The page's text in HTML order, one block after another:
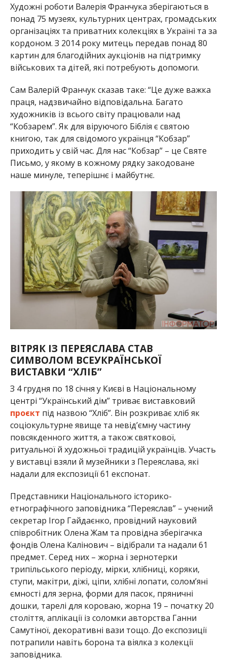
Художні роботи Валерія Франчука зберігаються в
понад 75 музеях, культурних центрах, громадських
організаціях та приватних колекціях в Україні та за
кордоном. З 2014 року митець передав понад 80
картин для благодійних аукціонів на підтримку
військових та дітей, які потребують допомоги.
Сам Валерій Франчук сказав таке: “Це дуже важка
праця, надзвичайно відповідальна. Багато
художників із всього світу працювали над
“Кобзарем”. Як для віруючого Біблія є святою
книгою, так для свідомого українця “Кобзар”
приходить у свій час. Для нас “Кобзар” – це Святе
Письмо, у якому в кожному рядку закодоване
наше минуле, теперішнє і майбутнє.
ВІТРЯК ІЗ ПЕРЕЯСЛАВА СТАВ
СИМВОЛОМ ВСЕУКРАЇНСЬКОЇ
ВИСТАВКИ “ХЛІБ”
З 4 грудня по 18 січня у Києві в Національному
центрі “Український дім” триває виставковий
проєкт під назвою “Хліб”. Він розкриває хліб як
соціокультурне явище та невід’ємну частину
повсякденного життя, а також святкової,
ритуальної й художньої традицій українців. Участь
у виставці взяли й музейники з Переяслава, які
надали для експозиції 61 експонат.
Представники Національного історико-
етнографічного заповідника “Переяслав” – учений
секретар Ігор Гайдаєнко, провідний науковий
співробітник Олена Жам та провідна зберігачка
фондів Олена Калінович – відібрали та надали 61
предмет. Серед них – жорна і зернотерки
трипільського періоду, мірки, хлібниці, коряки,
ступи, макітри, діжі, ціпи, хлібні лопати, солом’яні
ємності для зерна, форми для пасок, пряничні
дошки, тарелі для короваю, жорна 19 – початку 20
століття, аплікації із соломки авторства Ганни
Самутіної, декоративні вази тощо. До експозиції
потрапили навіть борона та віялка з колекції
заповідника.